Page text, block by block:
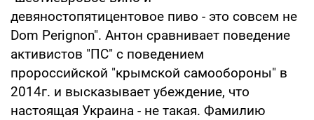
девяностопятицентовое пиво - это совсем не
Dom Perignon". Антон сравнивает поведение
активистов "ПС" с поведением
пророссийской "крымской самообороны" в
2014г. и высказывает убеждение, что
настоящая Украина - не такая. Фамилию